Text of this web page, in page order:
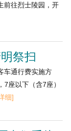
前往烈士陵园，开
祭扫
车通行费实施方
座以下（含7座）
细]